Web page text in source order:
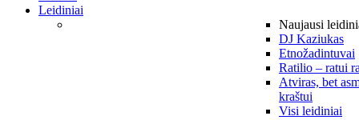
Leidiniai
Naujausi
DJ Kaziukas
Etnožadintuvai
Ratilio – ratui
Atviras, bet
kraštui
Visi leidiniai